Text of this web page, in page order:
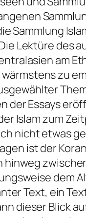
Sammlung
Lektüre des
am
zu
der Essays
Islam zum
nicht etwas
ist der
hinweg
dem
Text, ein
dieser Blick